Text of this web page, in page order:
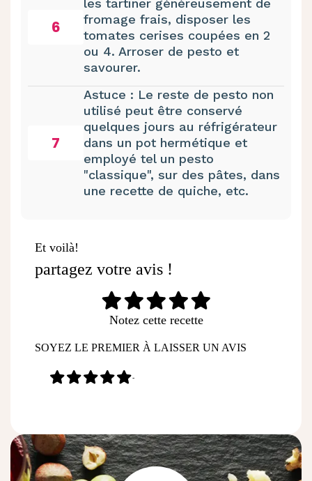
6
les tartiner généreusement de
fromage frais, disposer les
tomates cerises coupées en 2
ou 4. Arroser de pesto et
savourer.
7
Astuce : Le reste de pesto non
utilisé peut être conservé
quelques jours au réfrigérateur
dans un pot hermétique et
employé tel un pesto
"classique", sur des pâtes, dans
une recette de quiche, etc.
Et voilà!
partagez votre avis !
Notez cette recette
SOYEZ LE PREMIER À LAISSER UN AVIS
-